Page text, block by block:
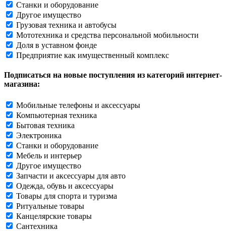
Станки и оборудование
Другое имущество
Грузовая техника и автобусы
Мототехника и средства персональной мобильности
Доля в уставном фонде
Предприятие как имущественный комплекс
Подписаться на новые поступления из категорий интернет-
магазина:
Мобильные телефоны и аксессуары
Компьютерная техника
Бытовая техника
Электроника
Станки и оборудование
Мебель и интерьер
Другое имущество
Запчасти и аксессуары для авто
Одежда, обувь и аксессуары
Товары для спорта и туризма
Ритуальные товары
Канцелярские товары
Сантехника